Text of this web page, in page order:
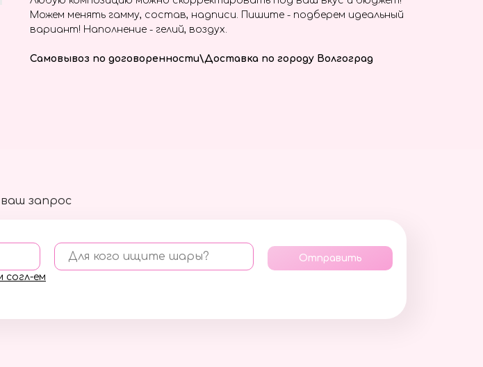
Можем менять гамму, состав, надписи. Пишите - подберем идеальный
вариант! Наполнение - гелий, воздух.
Самовывоз по договоренности\Доставка по городу Волгоград
запрос
Для кого ищите шары?
согл-ем
Отправить